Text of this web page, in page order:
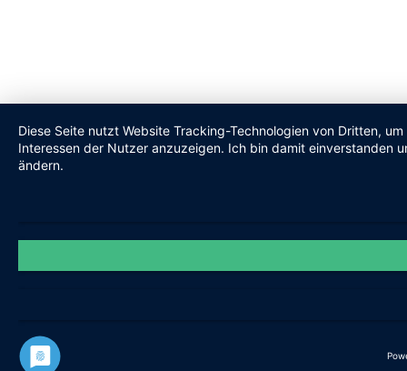
Diese Seite nutzt Website Tracking-Technologien von Dritten,
Interessen der Nutzer anzuzeigen. Ich bin damit einverstanden
ändern.